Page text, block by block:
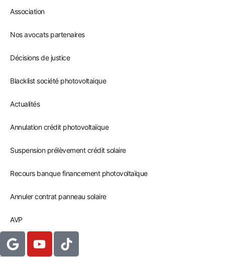
Association
Nos avocats partenaires
Décisions de justice
Blacklist société photovoltaique
Actualités
Annulation crédit photovoltaïque
Suspension prélèvement crédit solaire
Recours banque financement photovoltaïque
Annuler contrat panneau solaire
AVP